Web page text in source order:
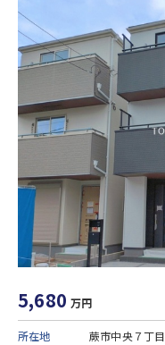
5,680 万円
所在地
蕨市中央７丁目